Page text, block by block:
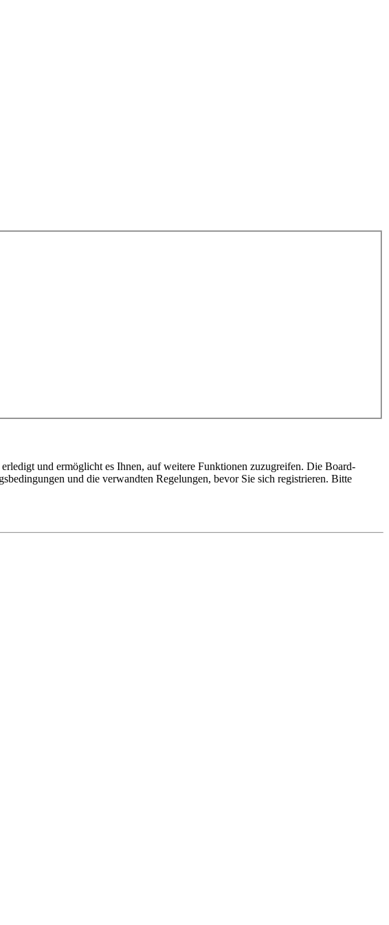
und ermöglicht es Ihnen, auf weitere Funktionen zuzugreifen. Die Board-
und die verwandten Regelungen, bevor Sie sich registrieren. Bitte